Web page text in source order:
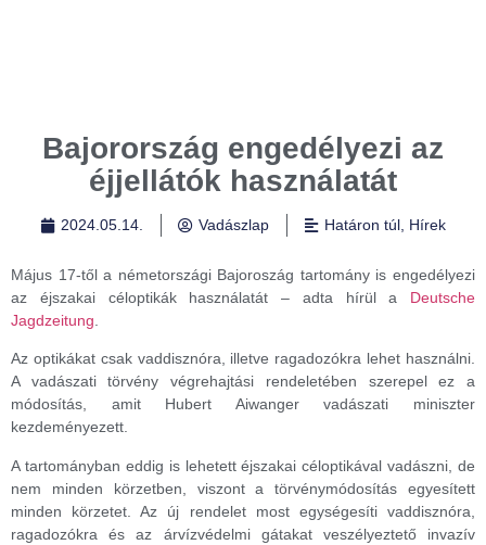
Bajorország engedélyezi az
éjjellátók használatát
2024.05.14. Vadászlap Határon túl Hírek
Május 17-től a németországi Bajoroszág tartomány is engedélyezi
az éjszakai céloptikák használatát – adta hírül a Deutsche
Jagdzeitung
Az optikákat csak vaddisznóra, illetve ragadozókra lehet használni.
A vadászati törvény végrehajtási rendeletében szerepel ez a
módosítás, amit Hubert Aiwanger vadászati miniszter
kezdeményezett.
A tartományban eddig is lehetett éjszakai céloptikával vadászni, de
nem minden körzetben, viszont a törvénymódosítás egyesített
minden körzetet. Az új rendelet most egységesíti vaddisznóra,
ragadozókra és az árvízvédelmi gátakat veszélyeztető invazív